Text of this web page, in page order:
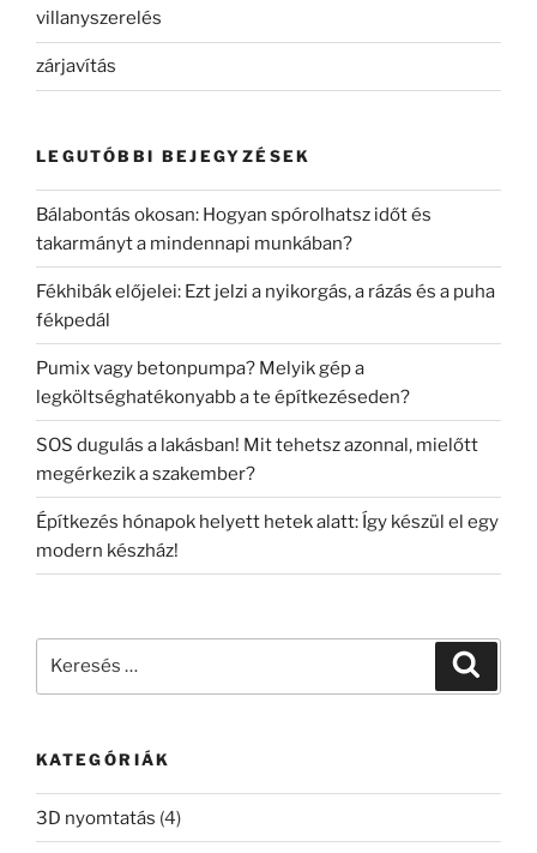
villanyszerelés
zárjavítás
LEGUTÓBBI BEJEGYZÉSEK
Bálabontás okosan: Hogyan spórolhatsz időt és
takarmányt a mindennapi munkában?
Fékhibák előjelei: Ezt jelzi a nyikorgás, a rázás és a puha
fékpedál
Pumix vagy betonpumpa? Melyik gép a
legköltséghatékonyabb a te építkezéseden?
SOS dugulás a lakásban! Mit tehetsz azonnal, mielőtt
megérkezik a szakember?
Építkezés hónapok helyett hetek alatt: Így készül el egy
modern készház!
KATEGÓRIÁK
3D nyomtatás (4)